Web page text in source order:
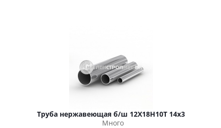
Труба нержавеющая б/ш 12Х18Н10Т 14х3
Много